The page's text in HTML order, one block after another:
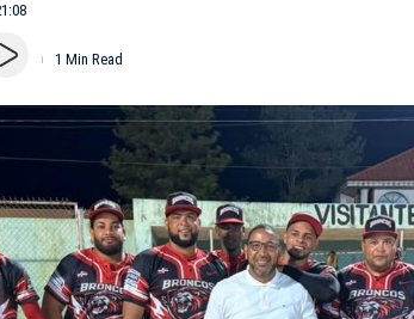
1 Min Read